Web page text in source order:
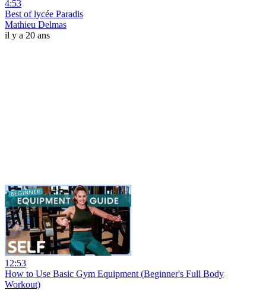
4:53
Best of lycée Paradis
Mathieu Delmas
il y a 20 ans
12:53
How to Use Basic Gym Equipment (Beginner's Full Body
Workout)